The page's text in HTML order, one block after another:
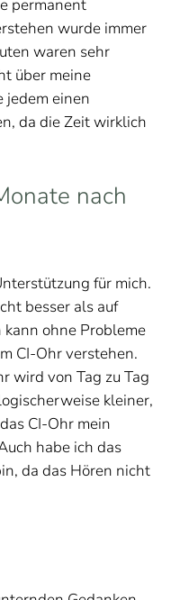
permanent
wurde immer
waren sehr
über meine
jedem einen
da die Zeit wirklich
nach
für mich.
besser als auf
ohne Probleme
CI-Ohr verstehen.
wird von Tag zu Tag
kleiner,
CI-Ohr mein
habe ich das
da das Hören nicht